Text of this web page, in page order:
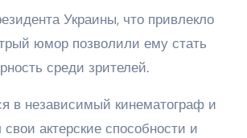
Украины, что привлекло
юмор позволили ему стать
среди зрителей.
в независимый кинематограф и
актерские способности и